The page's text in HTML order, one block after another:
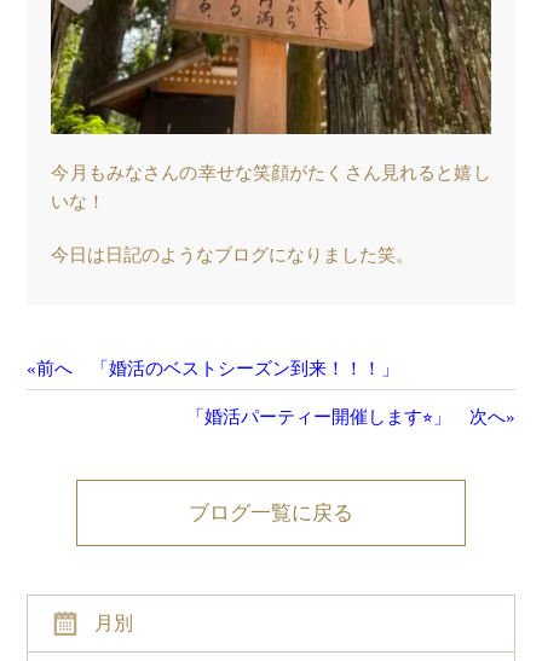
今月もみなさんの幸せな笑顔がたくさん見れると嬉し
いな！
今日は日記のようなブログになりました笑。
«前へ 「婚活のベストシーズン到来！！！」
「婚活パーティー開催します⭐︎」 次へ»
ブログ一覧に戻る
月別